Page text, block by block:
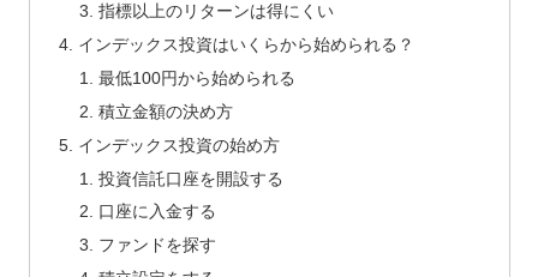
指標以上のリターンは得にくい
インデックス投資はいくらから始められる？
最低100円から始められる
積立金額の決め方
インデックス投資の始め方
投資信託口座を開設する
口座に入金する
ファンドを探す